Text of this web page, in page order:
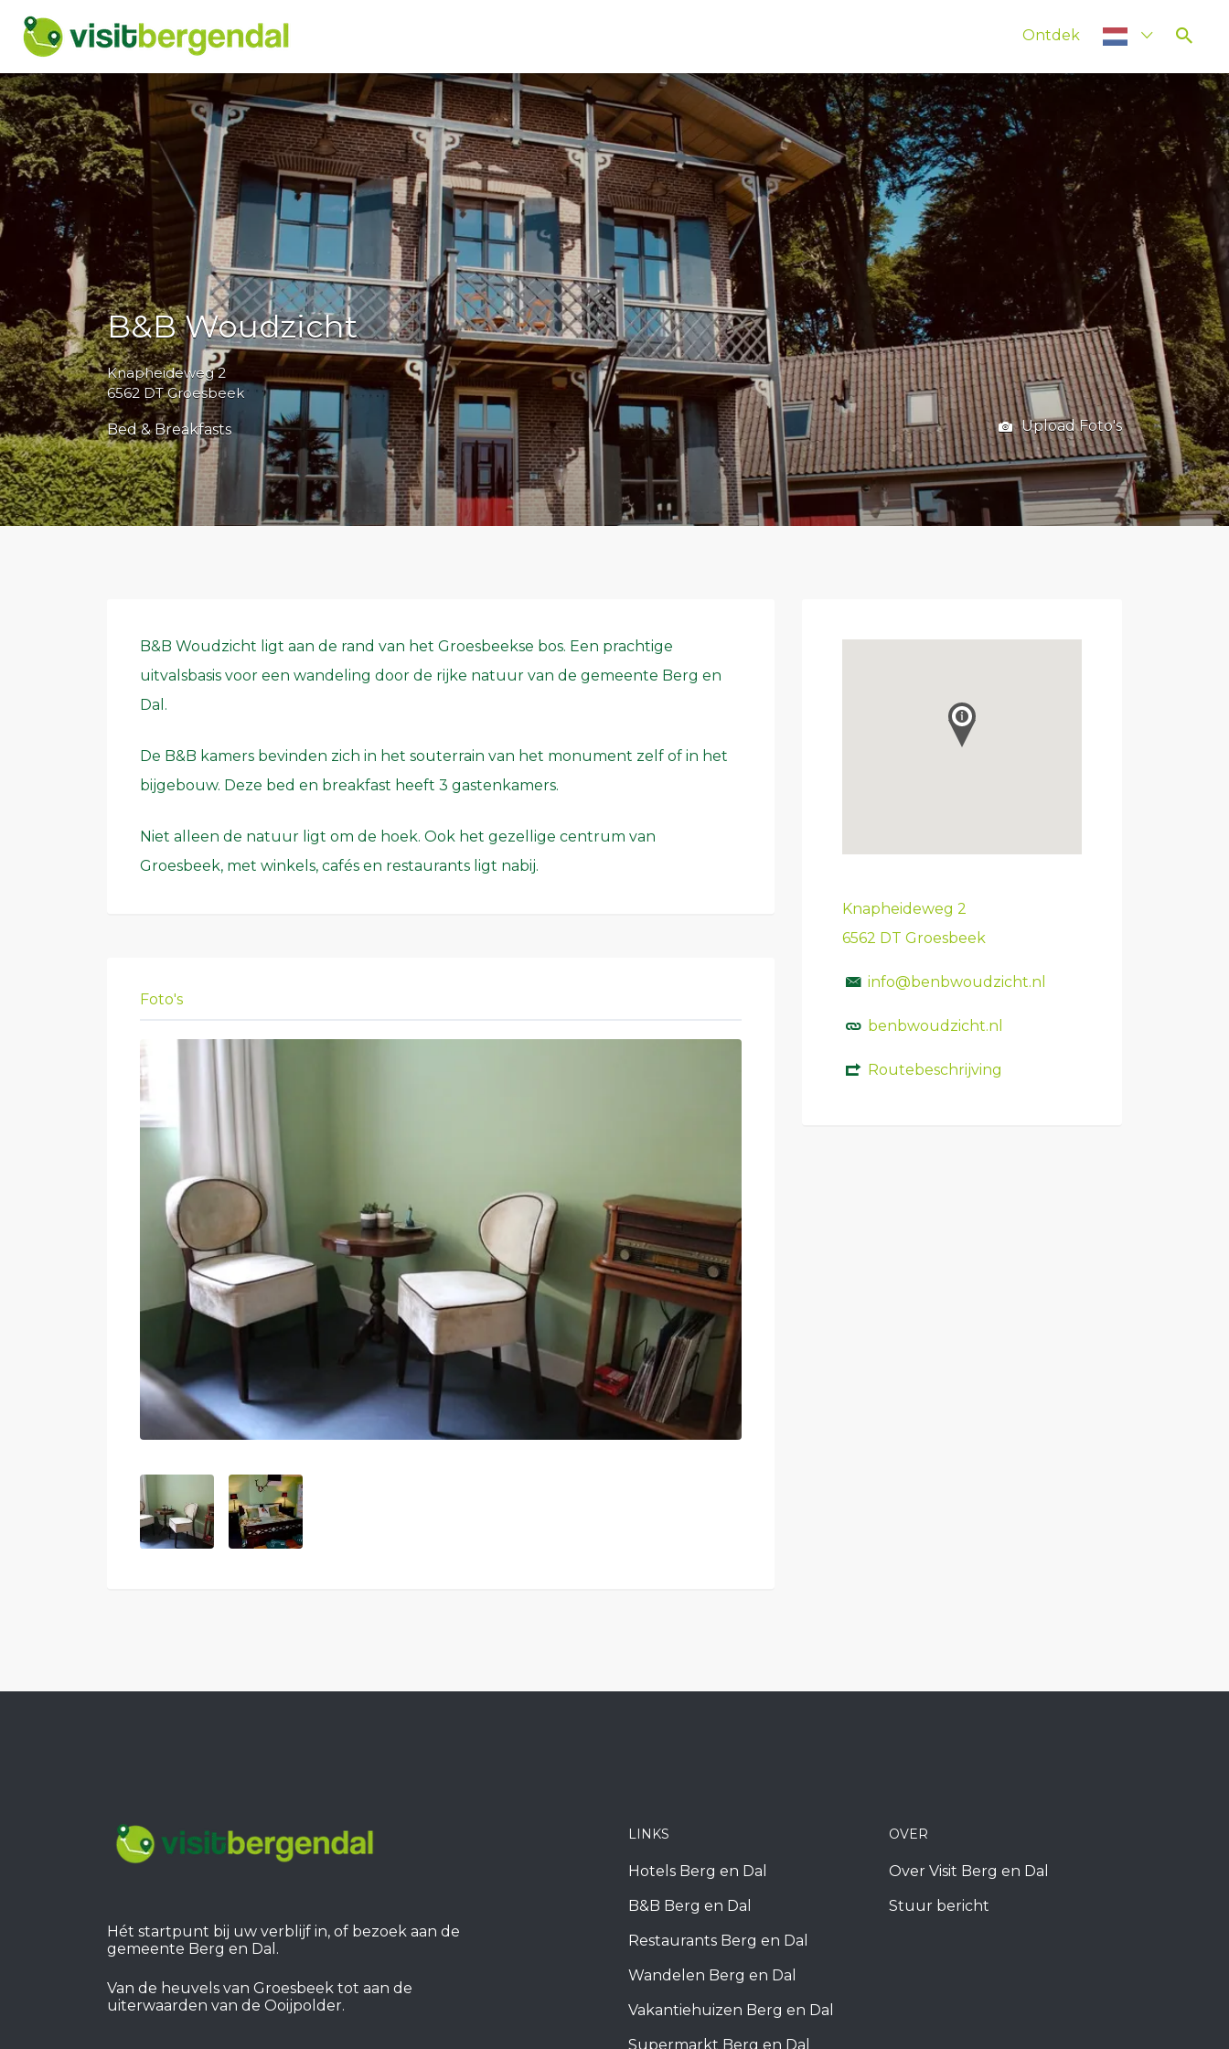
Ontdek
Zoek
naar:
B&B Woudzicht
Knapheideweg 2
6562 DT Groesbeek
Bed & Breakfasts Upload Foto's
B&B Woudzicht ligt aan de rand van het Groesbeekse bos. Een prachtige
uitvalsbasis voor een wandeling door de rijke natuur van de gemeente Berg en
Dal.
De B&B kamers bevinden zich in het souterrain van het monument zelf of in het
bijgebouw. Deze bed en breakfast heeft 3 gastenkamers.
Niet alleen de natuur ligt om de hoek. Ook het gezellige centrum van
Groesbeek, met winkels, cafés en restaurants ligt nabij.
Foto's
Knapheideweg 2
6562 DT Groesbeek
info@benbwoudzicht.nl
benbwoudzicht.nl
Routebeschrijving
Hét startpunt bij uw verblijf in, of bezoek aan de
gemeente Berg en Dal.
Van de heuvels van Groesbeek tot aan de
uiterwaarden van de Ooijpolder.
LINKS
Hotels Berg en Dal
B&B Berg en Dal
Restaurants Berg en Dal
Wandelen Berg en Dal
Vakantiehuizen Berg en Dal
Supermarkt Berg en Dal
OVER
Over Visit Berg en Dal
Stuur bericht